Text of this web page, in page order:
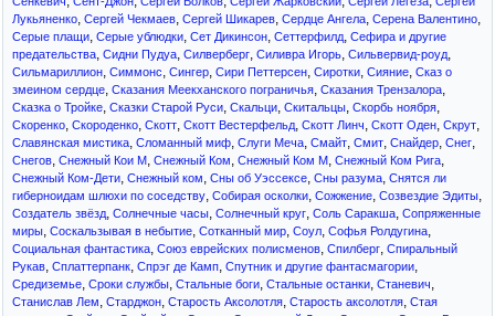
Лукьяненко, Сергей Чекмаев, Сергей Шикарев, Сердце Ангела, Серена Валентино,
Серые плащи, Серые ублюдки, Сет Дикинсон, Сеттерфилд, Сефира и другие
предательства, Сидни Пудуа, Силверберг, Силивра Игорь, Сильвервид-роуд,
Сильмариллион, Симмонс, Сингер, Сири Петтерсен, Сиротки, Сияние, Сказ о
змеином сердце, Сказания Меекханского пограничья, Сказания Трензалора,
Сказка о Тройке, Сказки Старой Руси, Скальци, Скитальцы, Скорбь ноября,
Скоренко, Скороденко, Скотт, Скотт Вестерфельд, Скотт Линч, Скотт Оден, Скрут,
Славянская мистика, Сломанный миф, Слуги Меча, Смайт, Смит, Снайдер, Снег,
Снегов, Снежный Кои М, Снежный Ком, Снежный Ком М, Снежный Ком Рига,
Снежный Ком-Дети, Снежный ком, Сны об Уэссексе, Сны разума, Снятся ли
гиберноидам шлюхи по соседству, Собирая осколки, Сожжение, Созвездие Эдиты,
Создатель звёзд, Солнечные часы, Солнечный круг, Соль Саракша, Сопряженные
миры, Соскальзывая в небытие, Сотканный мир, Соул, Софья Ролдугина,
Социальная фантастика, Союз еврейских полисменов, Спилберг, Спиральный
Рукав, Сплаттерпанк, Спрэг де Камп, Спутник и другие фантасмагории,
Средиземье, Сроки службы, Стальные боги, Стальные останки, Станевич,
Станислав Лем, Старджон, Старость Аксолотля, Старость аксолотля, Стая